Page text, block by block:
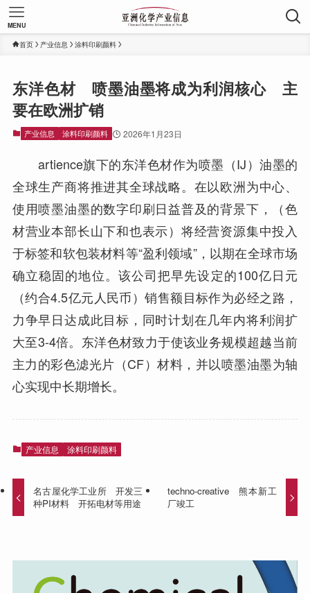
MENU
首页 产业信息 涂料印刷颜料
东洋色材 喷墨油墨将成为利润核心 主
要在欧洲扩销
产业信息 涂料印刷颜料 2026年1月23日
artience旗下的东洋色材作为喷墨（IJ）油墨的
全球生产商将推进其全球战略。在以欧洲为中心、
使用喷墨油墨的数字印刷日益普及的背景下，（色
材营业本部长山下和也表示）将经营资源集中投入
于标签和软包装材料等“盈利领域”，以期在全球市场
确立稳固的地位。该公司把早先设定的100亿日元
（约合4.5亿元人民币）销售额目标作为必经之路，
力争早日达成此目标，同时计划在几年内将利润扩
大至3-4倍。东洋色材致力于使该业务规模超越当前
主力的彩色滤光片（CF）材料，并以喷墨油墨为轴
心实现中长期增长。
产业信息 涂料印刷颜料
名古屋化学工业所 开发三
种PI材料 开拓电材等用途
techno-creative 熊本新工
厂竣工